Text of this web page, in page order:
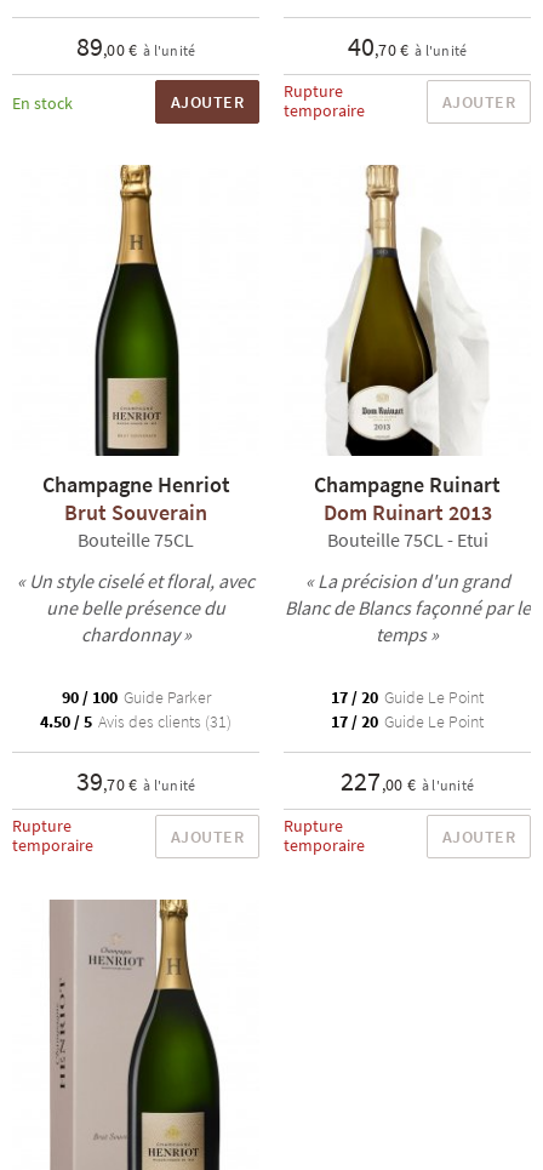
89,00 € à l'unité
En stock AJOUTER
40,70 € à l'unité
Rupture
temporaire
AJOUTER
Champagne Henriot
Brut Souverain
Bouteille 75CL
« Un style ciselé et floral, avec
une belle présence du
chardonnay »
90 / 100 Guide Parker
4.50 / 5 Avis des clients (31)
39,70 € à l'unité
Rupture
temporaire
AJOUTER
Champagne Ruinart
Dom Ruinart 2013
Bouteille 75CL - Etui
« La précision d'un grand
Blanc de Blancs façonné par le
temps »
17 / 20 Guide Le Point
17 / 20 Guide Le Point
227,00 € à l'unité
Rupture
temporaire
AJOUTER